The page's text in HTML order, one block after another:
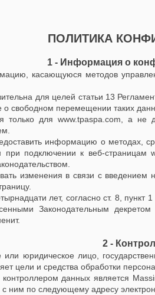
ПОЛИТИКА
1 - Информация о
касающуюся методов
для целей статьи 13
свободном перемещении таких
только для www.tpaspa.com , а не
информацию о методах,
при подключении к веб-страницам
изменения в связи с введением
лет, согласно ст. 8,
Законодательным
2 -
юридическое лицо,
цели и средства обработки
контроллером данных является
с ним по следующему адресу